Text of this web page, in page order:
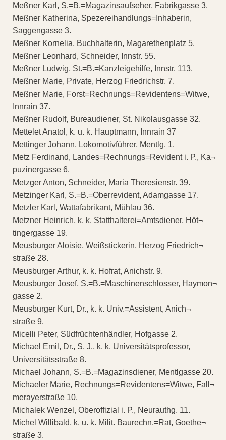
Meßner Karl, S.=B.=Magazinsaufseher, Fabrikgasse 3.
Meßner Katherina, Spezereihandlungs=Inhaberin,
Saggengasse 3.
Meßner Kornelia, Buchhalterin, Magarethenplatz 5.
Meßner Leonhard, Schneider, Innstr. 55.
Meßner Ludwig, St.=B.=Kanzleigehilfe, Innstr. 113.
Meßner Marie, Private, Herzog Friedrichstr. 7.
Meßner Marie, Forst=Rechnungs=Revidentens=Witwe,
Innrain 37.
Meßner Rudolf, Bureaudiener, St. Nikolausgasse 32.
Mettelet Anatol, k. u. k. Hauptmann, Innrain 37
Mettinger Johann, Lokomotivführer, Mentlg. 1.
Metz Ferdinand, Landes=Rechnungs=Revident i. P., Ka¬
puzinergasse 6.
Metzger Anton, Schneider, Maria Theresienstr. 39.
Metzinger Karl, S.=B.=Oberrevident, Adamgasse 17.
Metzler Karl, Wattafabrikant, Mühlau 36.
Metzner Heinrich, k. k. Statthalterei=Amtsdiener, Höt¬
tingergasse 19.
Meusburger Aloisie, Weißstickerin, Herzog Friedrich¬
straße 28.
Meusburger Arthur, k. k. Hofrat, Anichstr. 9.
Meusburger Josef, S.=B.=Maschinenschlosser, Haymon¬
gasse 2.
Meusburger Kurt, Dr., k. k. Univ.=Assistent, Anich¬
straße 9.
Micelli Peter, Südfrüchtenhändler, Hofgasse 2.
Michael Emil, Dr., S. J., k. k. Universitätsprofessor,
Universitätsstraße 8.
Michael Johann, S.=B.=Magazinsdiener, Mentlgasse 20.
Michaeler Marie, Rechnungs=Revidentens=Witwe, Fall¬
merayerstraße 10.
Michalek Wenzel, Oberoffizial i. P., Neurauthg. 11.
Michel Willibald, k. u. k. Milit. Baurechn.=Rat, Goethe¬
straße 3.